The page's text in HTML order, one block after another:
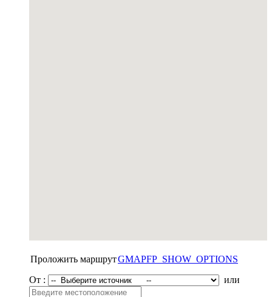
Проложить маршрутGMAPFP_SHOW_OPTIONS
От :
или